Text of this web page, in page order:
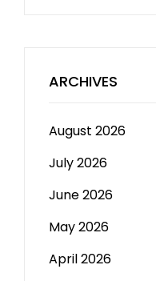
ARCHIVES
August 2026
July 2026
June 2026
May 2026
April 2026